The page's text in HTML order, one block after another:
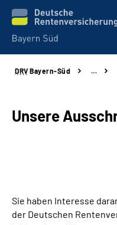
Beratung und Kontakt
Karriere
Über Uns
DRV Bayern-Süd …
Unsere
Sie haben Interesse
der Deutschen